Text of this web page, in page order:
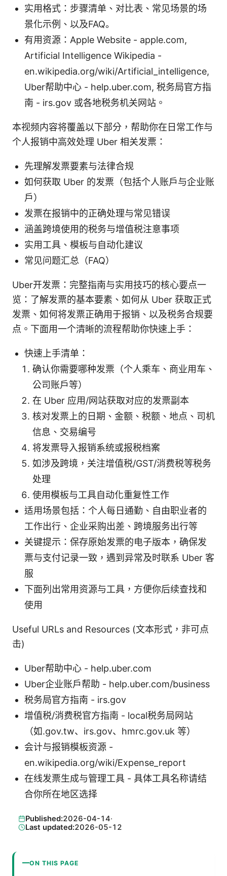
实用格式：步骤清单、对比表、常见场景的场
景化示例、以及FAQ。
有用资源：Apple Website - apple.com,
Artificial Intelligence Wikipedia -
en.wikipedia.org/wiki/Artificial_intelligence,
Uber帮助中心 - help.uber.com, 税务局官方指
南 - irs.gov 或各地税务机关网站。
本视频内容将覆盖以下部分，帮助你在日常工作与
个人报销中高效处理 Uber 相关发票：
先理解发票要素与法律合规
如何获取 Uber 的发票（包括个人账户与企业账
户）
发票在报销中的正确处理与常见错误
涵盖跨境使用的税务与增值税注意事项
实用工具、模板与自动化建议
常见问题汇总（FAQ）
Uber开发票：完整指南与实用技巧的核心要点一
览：了解发票的基本要素、如何从 Uber 获取正式
发票、如何将发票正确用于报销、以及税务合规要
点。下面用一个清晰的流程帮助你快速上手：
快速上手清单：
确认你需要哪种发票（个人乘车、商业用车、
公司账户等）
在 Uber 应用/网站获取对应的发票副本
核对发票上的日期、金额、税额、地点、司机
信息、交易编号
将发票导入报销系统或报税档案
如涉及跨境，关注增值税/GST/消费税等税务
处理
使用模板与工具自动化重复性工作
适用场景包括：个人每日通勤、自由职业者的
工作出行、企业采购出差、跨境服务出行等
关键提示：保存原始发票的电子版本，确保发
票与支付记录一致，遇到异常及时联系 Uber 客
服
下面列出常用资源与工具，方便你后续查找和
使用
Useful URLs and Resources (文本形式，非可点
击)
Uber帮助中心 - help.uber.com
Uber企业账户帮助 - help.uber.com/business
税务局官方指南 - irs.gov
增值税/消费税官方指南 - local税务局网站
（如.gov.tw、irs.gov、hmrc.gov.uk 等）
会计与报销模板资源 -
en.wikipedia.org/wiki/Expense_report
在线发票生成与管理工具 - 具体工具名称请结
合你所在地区选择
Published:2026-04-14·
Last updated:2026-05-12
ON THIS PAGE